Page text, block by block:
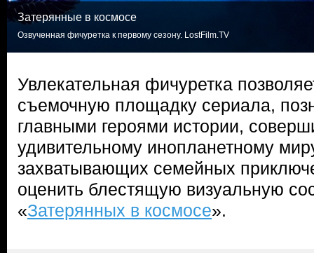
Затерянные в космосе
Озвученная фичуретка к первому сезону. LostFilm.TV
Увлекательная фичуретка
съемочную площадку сериала,
главными героями истории,
удивительному инопланетному
захватывающих семейных
оценить блестящую визуальную
«Затерянных в космосе».